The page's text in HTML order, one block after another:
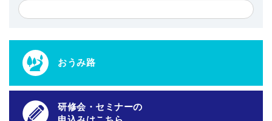
おうみ路
研修会・セミナーの